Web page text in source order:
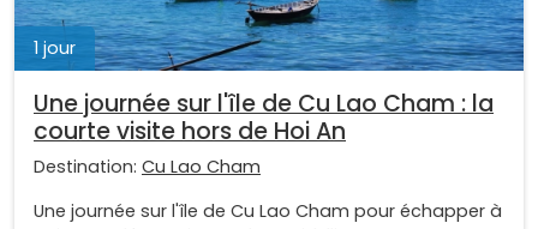
1 jour
Une journée sur l'île de Cu Lao Cham : la
courte visite hors de Hoi An
Destination: Cu Lao Cham
Une journée sur l'île de Cu Lao Cham pour échapper à